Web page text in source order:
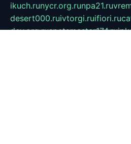
ikuch.runycr.org.runpa21.ru
desert000.ruivtorgi.ruifiori.ru
dcv.org.ruspetsmaster174.ru